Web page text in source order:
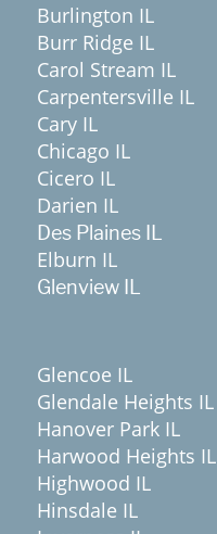
Burlington IL
Burr Ridge IL
Carol Stream IL
Carpentersville IL
Cary IL
Chicago IL
Cicero IL
Darien IL
Des Plaines IL
Elburn IL
Glenview IL
Glencoe IL
Glendale Heights IL
Hanover Park IL
Harwood Heights IL
Highwood IL
Hinsdale IL